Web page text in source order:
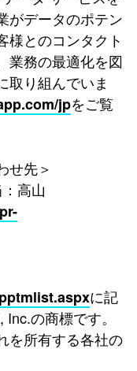
がデータのポテン
様とのコンタクト
業務の最適化を図
取り組んでいま
jpをご覧
せ先＞
高山
に記
の商標です。
を所有する各社の